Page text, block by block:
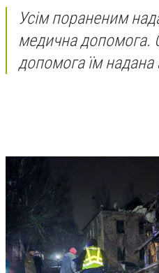
Усім пораненим
медична допомога.
допомога їм